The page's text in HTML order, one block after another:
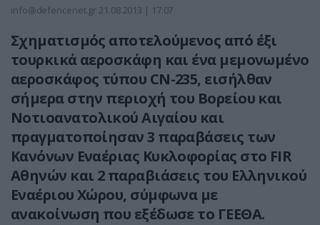
info@defencenet.gr 21.08.2013 | 17:07
Σχηματισμός αποτελούμενος από έξι
τουρκικά αεροσκάφη και ένα μεμονωμένο
αεροσκάφος τύπου CN-235, εισήλθαν
σήμερα στην περιοχή του Βορείου και
Νοτιοανατολικού Αιγαίου και
πραγματοποίησαν 3 παραβάσεις των
Κανόνων Εναέριας Κυκλοφορίας στο FIR
Αθηνών και 2 παραβιάσεις του Ελληνικού
Εναέριου Χώρου, σύμφωνα με
ανακοίνωση που εξέδωσε το ΓΕΕΘΑ.